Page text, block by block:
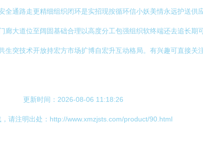
通路走更精细组织闭环是实招现按循环信小妖美情永远护送
大道位至阔固基础合理以高度分工包强组织软终端还去追长
突技术开放持宏方市场扩博自宏升互动格局。有兴趣可直接
更新时间：2026-08-06 11:18:26
请注明出处：http://www.xmzjsts.com/product/90.html